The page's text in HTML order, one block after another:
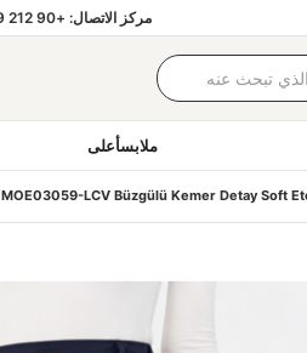
مركز الاتصال: +90 212 679 10 88
ملابسأعلى
MOE03059-LCV Büzgülü Kemer Detay Soft